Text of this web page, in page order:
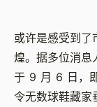
或许是感受到
煌。据多位消
于 9 月 6 日，
令无数球鞋藏